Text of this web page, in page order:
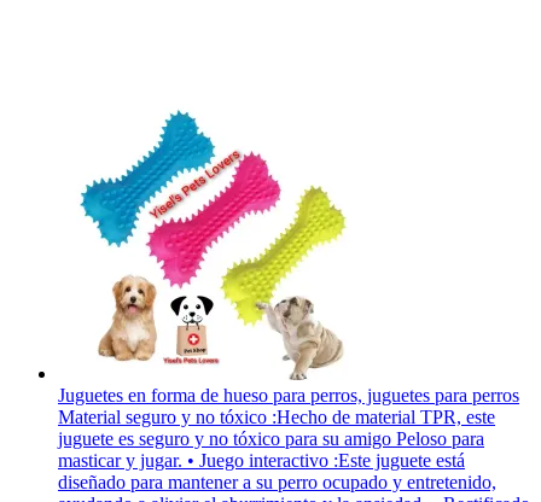
Juguetes en forma de hueso para perros, juguetes para perros
Material seguro y no tóxico :Hecho de material TPR, este
juguete es seguro y no tóxico para su amigo Peloso para
masticar y jugar. • Juego interactivo :Este juguete está
diseñado para mantener a su perro ocupado y entretenido,